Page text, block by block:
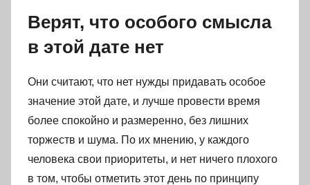
Верят, что особого смысла
в этой дате нет
Они считают, что нет нужды придавать особое
значение этой дате, и лучше провести время
более спокойно и размеренно, без лишних
торжеств и шума. По их мнению, у каждого
человека свои приоритеты, и нет ничего плохого
в том, чтобы отметить этот день по принципу